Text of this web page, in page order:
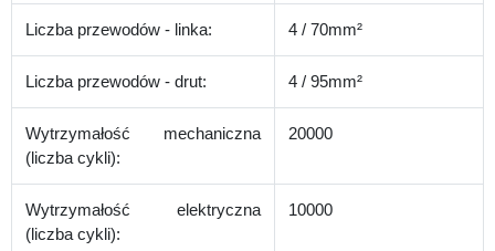
Liczba przewodów - linka: 4 / 70mm²
Liczba przewodów - drut: 4 / 95mm²
Wytrzymałość mechaniczna
(liczba cykli):
20000
Wytrzymałość elektryczna
(liczba cykli):
10000